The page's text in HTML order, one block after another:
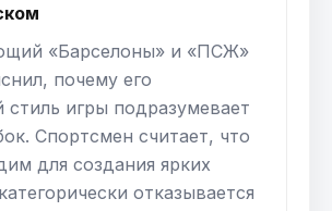
«Барселоны» и «ПСЖ»
почему его
стиль игры подразумевает
Спортсмен считает, что
для создания ярких
отказывается